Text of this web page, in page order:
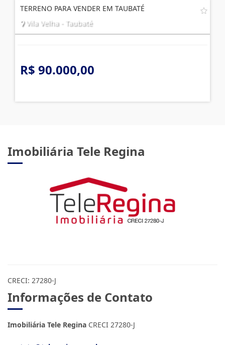
TERRENO PARA VENDER EM TAUBATÉ
Vila Velha - Taubaté
R$ 90.000,00
Imobiliária Tele Regina
CRECI: 27280-J
Informações de Contato
Imobiliária Tele Regina CRECI 27280-J